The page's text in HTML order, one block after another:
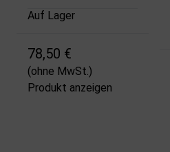
Auf Lager
78,50 €
(ohne MwSt.)
Produkt anzeigen